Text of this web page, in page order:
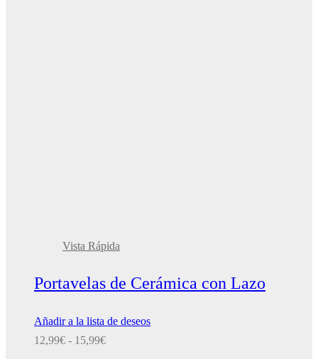
Vista Rápida
Portavelas de Cerámica con Lazo
Añadir a la lista de deseos
12,99€ - 15,99€Rango